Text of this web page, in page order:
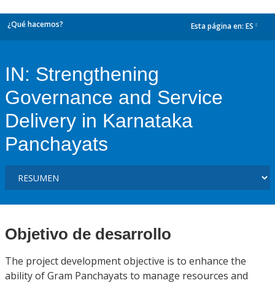
¿Qué hacemos? Esta página en: ES
IN: Strengthening
Governance and Service
Delivery in Karnataka
Panchayats
Objetivo de desarrollo
The project development objective is to enhance the
ability of Gram Panchayats to manage resources and